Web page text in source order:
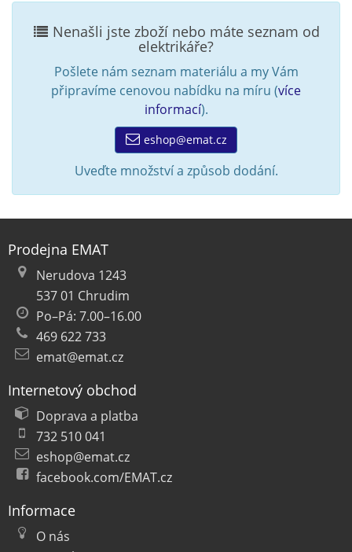
Nenašli jste zboží nebo máte seznam od
elektrikáře?
Pošlete nám seznam materiálu a my Vám
připravíme cenovou nabídku na míru (více
informací).
eshop@emat.cz
Uveďte množství a způsob dodání.
Prodejna EMAT
Nerudova 1243
537 01 Chrudim
Po–Pá: 7.00–16.00
469 622 733
emat@emat.cz
Internetový obchod
Doprava a platba
732 510 041
eshop@emat.cz
facebook.com/EMAT.cz
Informace
O nás